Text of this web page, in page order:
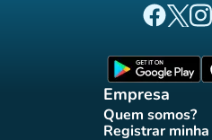
(novo
Empresa
Quem somos?
(novo
Registrar